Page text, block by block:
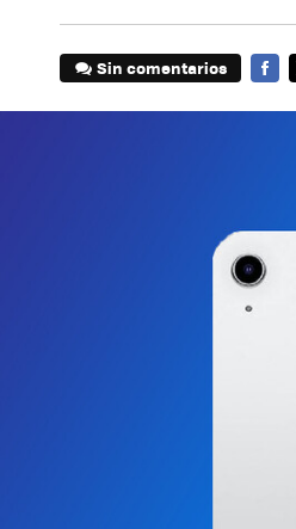
Sin comentarios